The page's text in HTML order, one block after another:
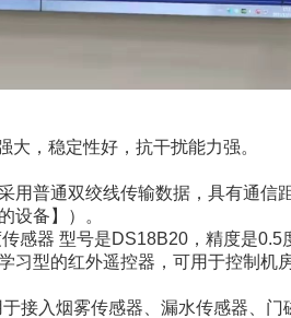
，稳定性好，抗干扰能力强。
用普通双绞线传输数据，具有通信
设备】）。
感器 型号是DS18B20，精度是0.5
习型的红外遥控器，可用于控制机
接入烟雾传感器、漏水传感器、门